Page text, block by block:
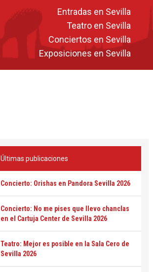
Entradas en Sevilla
Teatro en Sevilla
Conciertos en Sevilla
Exposiciones en Sevilla
Últimas publicaciones
Concierto: Orishas en Pandora Sevilla 2026
Concierto: No me pises que llevo chanclas
en el Cartuja Center de Sevilla 2026
Teatro: Mejor es posible en la Sala Cero de
Sevilla 2026